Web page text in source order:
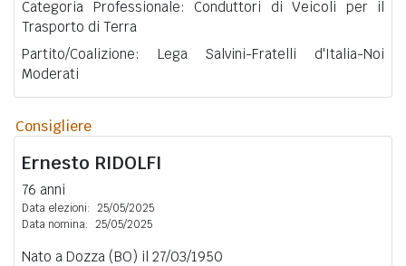
Categoria Professionale: Conduttori di Veicoli per il
Trasporto di Terra
Partito/Coalizione: Lega Salvini-Fratelli d'Italia-Noi
Moderati
Consigliere
Ernesto RIDOLFI
76 anni
Data elezioni: 25/05/2025
Data nomina: 25/05/2025
Nato a Dozza (BO) il 27/03/1950